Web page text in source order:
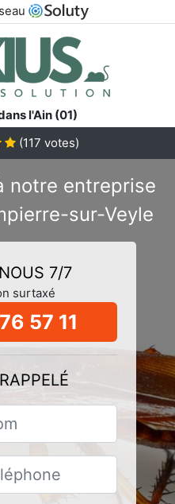
l'Ain (01)
(117 votes)
notre entreprise
sur-Veyle
7/7
surtaxé
57 11